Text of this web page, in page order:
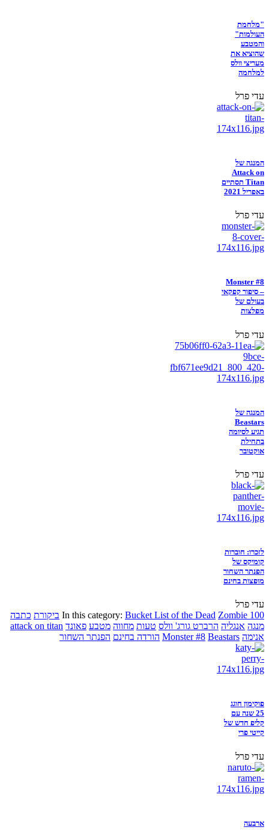
"מלחמת
העולמות"
והמטבע
שהוציא את
מעריצי וולס
למלחמה
עדי פרל
המנגה של
Attack on
Titan תסתיים
באפריל 2021
עדי פרל
Monster #8
– סיפור קפקאי
בעולם של
מפלצות
עדי פרל
המנגה של
Beastars
תגיע לסיומה
בתחילת
אוקטובר
עדי פרל
לזכרו: חוברות
קומיקס של
הפנתר השחור
מופצות בחינם
עדי פרל
In this category: Bucket List of the Dead Zombie 100 ביקורת כתבה
מנגה אנגליה הרברט גורג' וולס טעות מחווה מטבע פאונד attack on titan
אנימה
Monster #8 Beastars הורדה בחינם הפנתר השחור
פוקימון חוגג
25 שנה עם
קליפ חדש של
קייטי פרי
עדי פרל
ארבעה